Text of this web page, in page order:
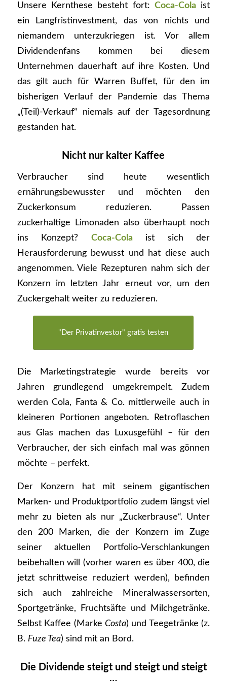
Unsere Kernthese besteht fort:Coca-Cola ist
ein Langfristinvestment, das von nichts und
niemandem unterzukriegen ist. Vor allem
Dividendenfans kommen bei diesem
Unternehmen dauerhaft auf ihre Kosten. Und
das gilt auch für Warren Buffet, für den im
bisherigen Verlauf der Pandemie das Thema
„(Teil)-Verkauf“ niemals auf der Tagesordnung
gestanden hat.
Nicht nur kalter Kaffee
Verbraucher sind heute wesentlich
ernährungsbewusster und möchten den
Zuckerkonsum reduzieren. Passen
zuckerhaltige Limonaden also überhaupt noch
ins Konzept? Coca-Colaist sich der
Herausforderung bewusst und hat diese auch
angenommen. Viele Rezepturen nahm sich der
Konzern im letzten Jahr erneut vor, um den
Zuckergehalt weiter zu reduzieren.
"Der Privatinvestor" gratis testen
Die Marketingstrategie wurde bereits vor
Jahren grundlegend umgekrempelt. Zudem
werden Cola, Fanta & Co. mittlerweile auch in
kleineren Portionen angeboten. Retroflaschen
aus Glas machen das Luxusgefühl – für den
Verbraucher, der sich einfach mal was gönnen
möchte – perfekt.
Der Konzern hat mit seinem gigantischen
Marken- und Produktportfolio zudem längst viel
mehr zu bieten als nur „Zuckerbrause“. Unter
den 200 Marken, die der Konzern im Zuge
seiner aktuellen Portfolio-Verschlankungen
beibehalten will (vorher waren es über 400, die
jetzt schrittweise reduziert werden), befinden
sich auch zahlreiche Mineralwassersorten,
Sportgetränke, Fruchtsäfte und Milchgetränke.
Selbst Kaffee (Marke Costa) und Teegetränke (z.
B. Fuze Tea) sind mit an Bord.
Die Dividende steigt und steigt und steigt
…